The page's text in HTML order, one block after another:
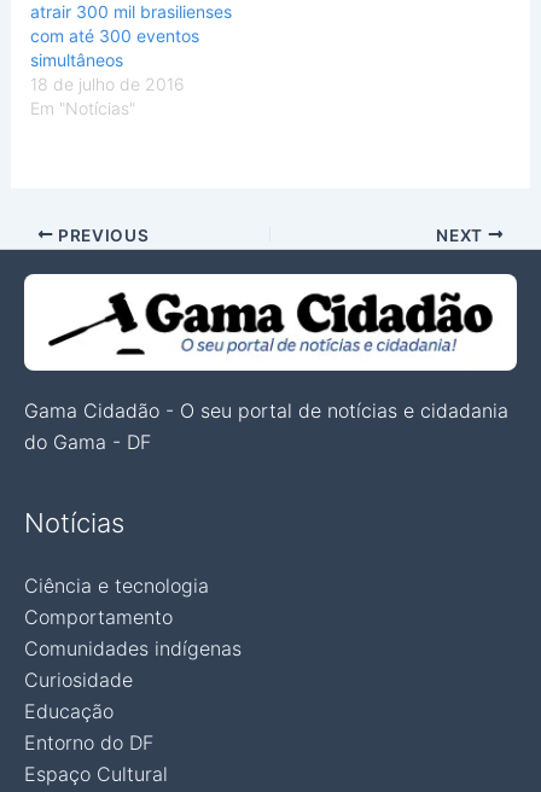
atrair 300 mil brasilienses
com até 300 eventos
simultâneos
18 de julho de 2016
Em "Notícias"
PREVIOUS NEXT
Gama Cidadão - O seu portal de notícias e cidadania
do Gama - DF
Notícias
Ciência e tecnologia
Comportamento
Comunidades indígenas
Curiosidade
Educação
Entorno do DF
Espaço Cultural